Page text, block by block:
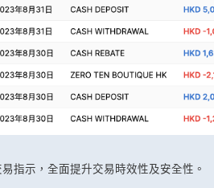
指示，全面提升交易時效性及安全性。